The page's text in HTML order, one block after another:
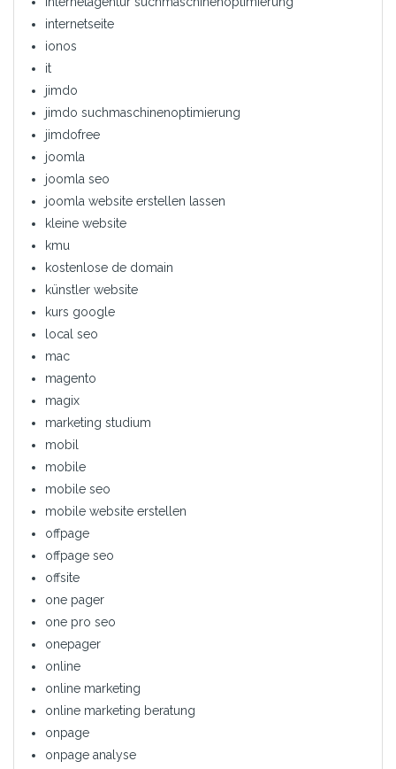
internetseite
ionos
it
jimdo
jimdo suchmaschinenoptimierung
jimdofree
joomla
joomla seo
joomla website erstellen lassen
kleine website
kmu
kostenlose de domain
künstler website
kurs google
local seo
mac
magento
magix
marketing studium
mobil
mobile
mobile seo
mobile website erstellen
offpage
offpage seo
offsite
one pager
one pro seo
onepager
online
online marketing
online marketing beratung
onpage
onpage analyse